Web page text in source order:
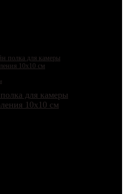
для камеры
10х10 см